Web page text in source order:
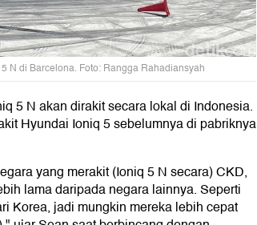
N di Barcelona. Foto: Rangga Rahadiansyah
5 N akan dirakit secara lokal di Indonesia.
Hyundai Ioniq 5 sebelumnya di pabriknya
yang merakit (Ioniq 5 N secara) CKD,
lama daripada negara lainnya. Seperti
Korea, jadi mungkin mereka lebih cepat